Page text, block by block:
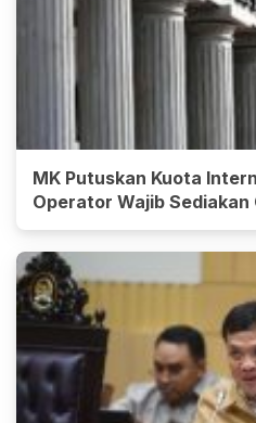
MK Putuskan Kuota
Operator Wajib Sediakan